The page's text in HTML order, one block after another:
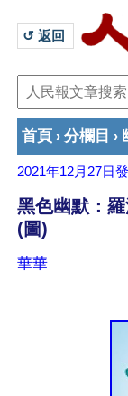
↺ 返回
首頁 › 分欄目 ›
2021年12月27日
黑色幽默：
(圖)
華華